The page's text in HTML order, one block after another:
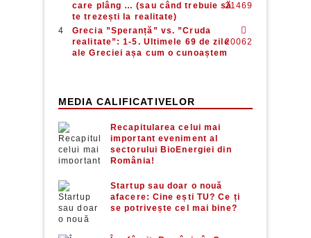
care plâng … (sau când trebuie să
te trezești la realitate)
21469
Grecia ”Speranță” vs. ”Cruda
realitate”: 1-5. Ultimele 69 de zile
ale Greciei așa cum o cunoaștem
20062
MEDIA CALIFICATIVELOR
Recapitularea celui mai
important eveniment al
sectorului BioEnergiei din
România!
Startup sau doar o nouă
afacere: Cine ești TU? Ce ți
se potrivește cel mai bine?